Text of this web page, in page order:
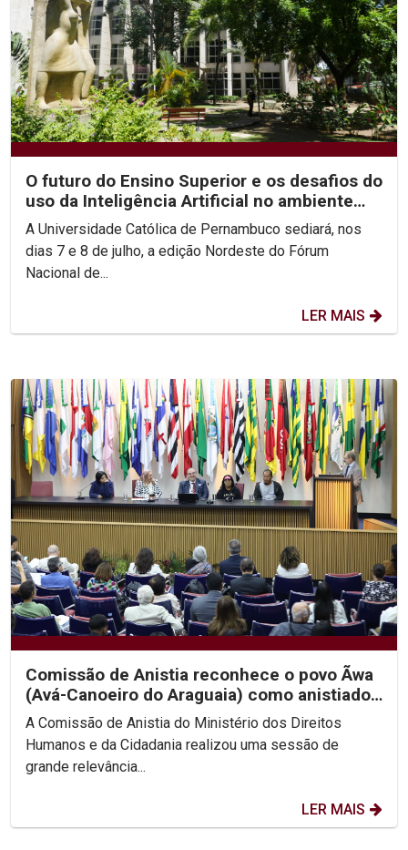
O futuro do Ensino Superior e os desafios do
uso da Inteligência Artificial no ambiente
acadêmico...
A Universidade Católica de Pernambuco sediará, nos
dias 7 e 8 de julho, a edição Nordeste do Fórum
Nacional de...
LER MAIS
Comissão de Anistia reconhece o povo Ãwa
(Avá-Canoeiro do Araguaia) como anistiado
político coletivo
A Comissão de Anistia do Ministério dos Direitos
Humanos e da Cidadania realizou uma sessão de
grande relevância...
LER MAIS